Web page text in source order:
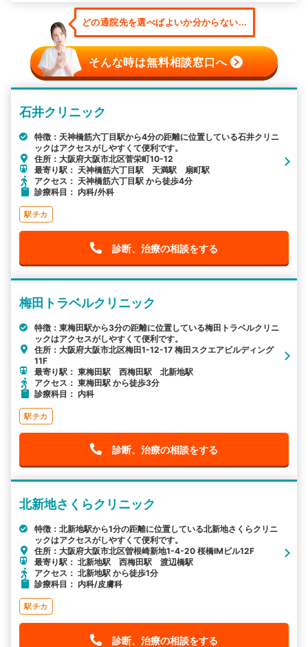
どの通院先を選べばよいか分からない...
そんな時は無料相談窓口へ
石井クリニック
特徴：天神橋筋六丁目駅から4分の距離に位置している石井クリニ
ックはアクセスがしやすくて便利です。
住所：大阪府大阪市北区菅栄町10-12
最寄り駅： 天神橋筋六丁目駅 天満駅 扇町駅
アクセス： 天神橋筋六丁目駅 から徒歩4分
診療科目： 内科/外科
駅チカ
診断、治療の相談をする
梅田トラベルクリニック
特徴：東梅田駅から3分の距離に位置している梅田トラベルクリニ
ックはアクセスがしやすくて便利です。
住所：大阪府大阪市北区梅田1-12-17 梅田スクエアビルディング
11F
最寄り駅： 東梅田駅 西梅田駅 北新地駅
アクセス： 東梅田駅 から徒歩3分
診療科目： 内科
駅チカ
診断、治療の相談をする
北新地さくらクリニック
特徴：北新地駅から1分の距離に位置している北新地さくらクリニ
ックはアクセスがしやすくて便利です。
住所：大阪府大阪市北区曽根崎新地1-4-20 桜橋IMビル12F
最寄り駅： 北新地駅 西梅田駅 渡辺橋駅
アクセス： 北新地駅 から徒歩1分
診療科目： 内科/皮膚科
駅チカ
診断、治療の相談をする